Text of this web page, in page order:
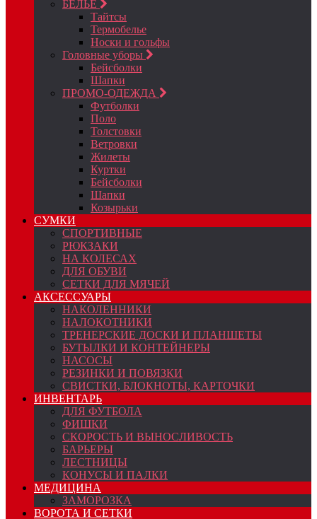
БЕЛЬЕ
Тайтсы
Термобелье
Носки и гольфы
Головные уборы
Бейсболки
Шапки
ПРОМО-ОДЕЖДА
Футболки
Поло
Толстовки
Ветровки
Жилеты
Куртки
Бейсболки
Шапки
Козырьки
СУМКИ
СПОРТИВНЫЕ
РЮКЗАКИ
НА КОЛЕСАХ
ДЛЯ ОБУВИ
СЕТКИ ДЛЯ МЯЧЕЙ
АКСЕССУАРЫ
НАКОЛЕННИКИ
НАЛОКОТНИКИ
ТРЕНЕРСКИЕ ДОСКИ И ПЛАНШЕТЫ
БУТЫЛКИ И КОНТЕЙНЕРЫ
НАСОСЫ
РЕЗИНКИ И ПОВЯЗКИ
СВИСТКИ, БЛОКНОТЫ, КАРТОЧКИ
ИНВЕНТАРЬ
ДЛЯ ФУТБОЛА
ФИШКИ
СКОРОСТЬ И ВЫНОСЛИВОСТЬ
БАРЬЕРЫ
ЛЕСТНИЦЫ
КОНУСЫ И ПАЛКИ
МЕДИЦИНА
ЗАМОРОЗКА
ВОРОТА И СЕТКИ